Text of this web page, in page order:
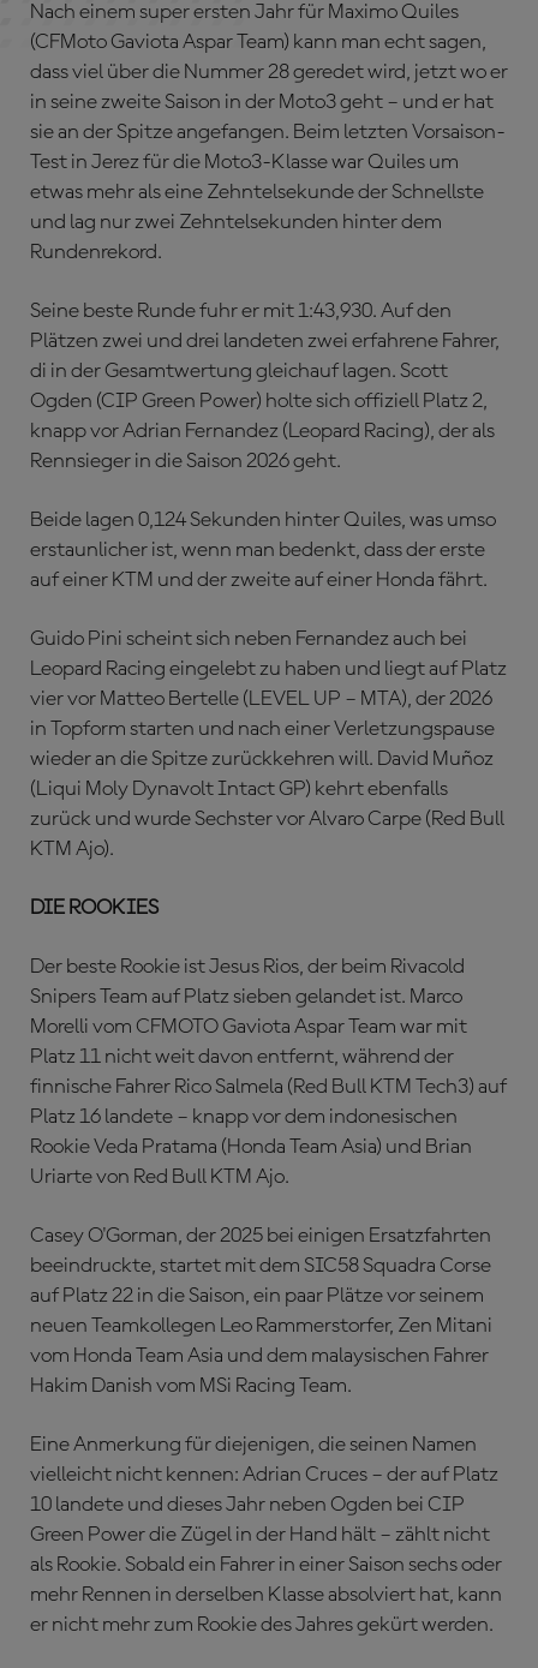
Nach einem super ersten Jahr für Maximo Quiles
(CFMoto Gaviota Aspar Team) kann man echt sagen,
dass viel über die Nummer 28 geredet wird, jetzt wo er
in seine zweite Saison in der Moto3 geht – und er hat
sie an der Spitze angefangen. Beim letzten Vorsaison-
Test in Jerez für die Moto3-Klasse war Quiles um
etwas mehr als eine Zehntelsekunde der Schnellste
und lag nur zwei Zehntelsekunden hinter dem
Rundenrekord.
Seine beste Runde fuhr er mit 1:43,930. Auf den
Plätzen zwei und drei landeten zwei erfahrene Fahrer,
di in der Gesamtwertung gleichauf lagen. Scott
Ogden (CIP Green Power) holte sich offiziell Platz 2,
knapp vor Adrian Fernandez (Leopard Racing), der als
Rennsieger in die Saison 2026 geht.
Beide lagen 0,124 Sekunden hinter Quiles, was umso
erstaunlicher ist, wenn man bedenkt, dass der erste
auf einer KTM und der zweite auf einer Honda fährt.
Guido Pini scheint sich neben Fernandez auch bei
Leopard Racing eingelebt zu haben und liegt auf Platz
vier vor Matteo Bertelle (LEVEL UP – MTA), der 2026
in Topform starten und nach einer Verletzungspause
wieder an die Spitze zurückkehren will. David Muñoz
(Liqui Moly Dynavolt Intact GP) kehrt ebenfalls
zurück und wurde Sechster vor Alvaro Carpe (Red Bull
KTM Ajo).
DIE ROOKIES
Der beste Rookie ist Jesus Rios, der beim Rivacold
Snipers Team auf Platz sieben gelandet ist. Marco
Morelli vom CFMOTO Gaviota Aspar Team war mit
Platz 11 nicht weit davon entfernt, während der
finnische Fahrer Rico Salmela (Red Bull KTM Tech3) auf
Platz 16 landete – knapp vor dem indonesischen
Rookie Veda Pratama (Honda Team Asia) und Brian
Uriarte von Red Bull KTM Ajo.
Casey O'Gorman, der 2025 bei einigen Ersatzfahrten
beeindruckte, startet mit dem SIC58 Squadra Corse
auf Platz 22 in die Saison, ein paar Plätze vor seinem
neuen Teamkollegen Leo Rammerstorfer, Zen Mitani
vom Honda Team Asia und dem malaysischen Fahrer
Hakim Danish vom MSi Racing Team.
Eine Anmerkung für diejenigen, die seinen Namen
vielleicht nicht kennen: Adrian Cruces – der auf Platz
10 landete und dieses Jahr neben Ogden bei CIP
Green Power die Zügel in der Hand hält – zählt nicht
als Rookie. Sobald ein Fahrer in einer Saison sechs oder
mehr Rennen in derselben Klasse absolviert hat, kann
er nicht mehr zum Rookie des Jahres gekürt werden.